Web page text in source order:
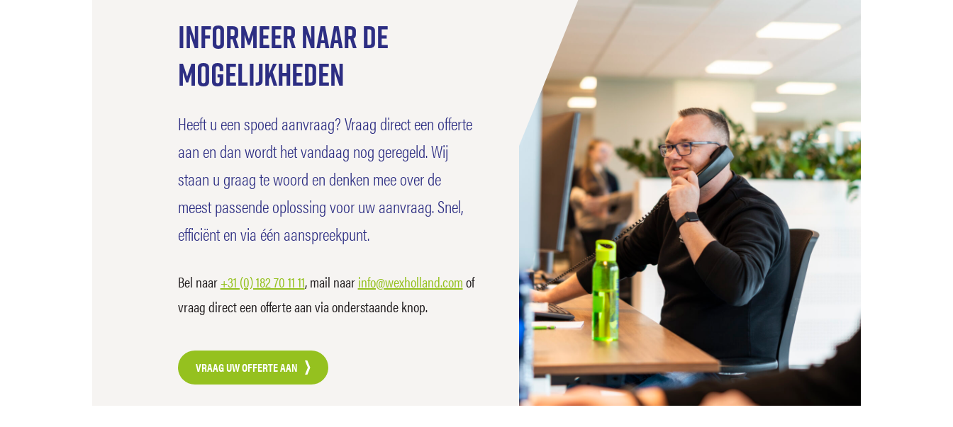
Informeer naar de
mogelijkheden
Heeft u een spoed aanvraag? Vraag direct een offerte
aan en dan wordt het vandaag nog geregeld. Wij
staan u graag te woord en denken mee over de
meest passende oplossing voor uw aanvraag. Snel,
efficiënt en via één aanspreekpunt.
Bel naar+31 (0) 182 70 11 11, mail naarinfo@wexholland.comof
vraag direct een offerte aan via onderstaande knop.
VRAAG UW OFFERTE AAN